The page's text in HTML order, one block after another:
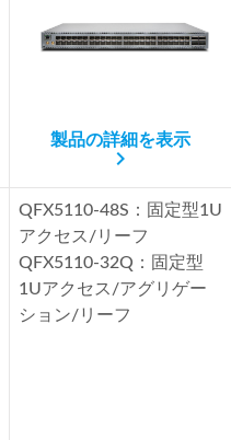
製品の詳細を表示
navigate_next
QFX5110-48S：固定型1U
アクセス/リーフ
QFX5110-32Q：固定型
1Uアクセス/アグリゲー
ション/リーフ